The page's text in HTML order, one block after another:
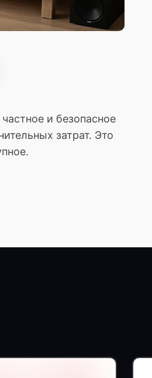
и безопасное
затрат. Это